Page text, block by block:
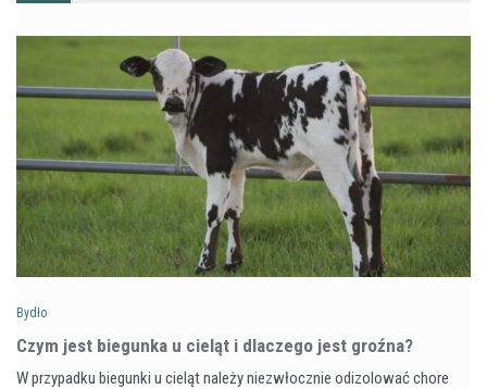
Bydło
Czym jest biegunka u cieląt i dlaczego jest groźna?
W przypadku biegunki u cieląt należy niezwłocznie odizolować chore